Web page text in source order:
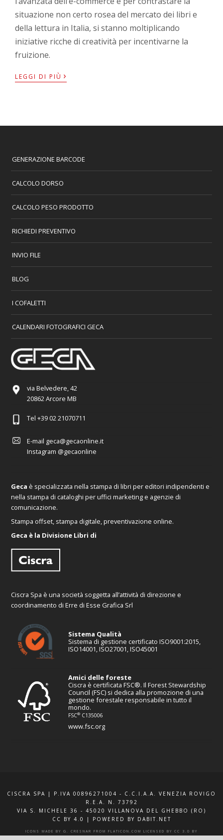
situazione non certo rosea del mercato dei libri e
della lettura in Italia, si stanno moltiplicando
iniziative ricche di creatività per incentivarne la
fruizione.
LEGGI DI PIÙ ›
GENERAZIONE BARCODE
CALCOLO DORSO
CALCOLO PESO PRODOTTO
RICHIEDI PREVENTIVO
INVIO FILE
BLOG
I COFALETTI
CALENDARI FOTOGRAFICI GECA
via Belvedere, 42
20862 Arcore MB
Tel +39 02 21070711
E-mail geca@gecaonline.it
Instagram @gecaonline
Geca è specializzata nella stampa di libri per editori indipendenti e
nella stampa di cataloghi per uffici marketing e agenzie di
comunicazione.
Stampa offset, stampa digitale, preventivazione online.
Geca è la Divisione Libri di
Ciscra Spa è una società soggetta all’attività di direzione e
coordinamento di Erre di Esse Grafica Srl
Sistema Qualità
Sistema di gestione certificato ISO9001:2015,
ISO14001, ISO27001, ISO45001
Amici delle foreste
Ciscra è certificata FSC®. Il Forest Stewardship
Council (FSC) si dedica alla promozione di una
gestione forestale responsabile in tutto il
mondo.
FSC® C135006
www.fsc.org
CISCRA SPA | P.IVA 00896271004 - C.C.I.A.A. VENEZIA ROVIGO
R.E.A. N. 73792
VIA S. MICHELE 36 - 45020 VILLANOVA DEL GHEBBO (RO)
CC BY 4.0
| POWERED BY DABIT.NET
ICONS MADE BY G. CRESNAR FROM FLATICON.COM LICENSED BY CC 3.0 BY